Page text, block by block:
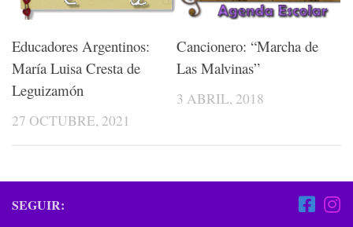
Educadores Argentinos:
María Luisa Cresta de
Leguizamón
27 OCTUBRE, 2021
Cancionero: “Marcha de
Las Malvinas”
3 ABRIL, 2018
SEGUIR: